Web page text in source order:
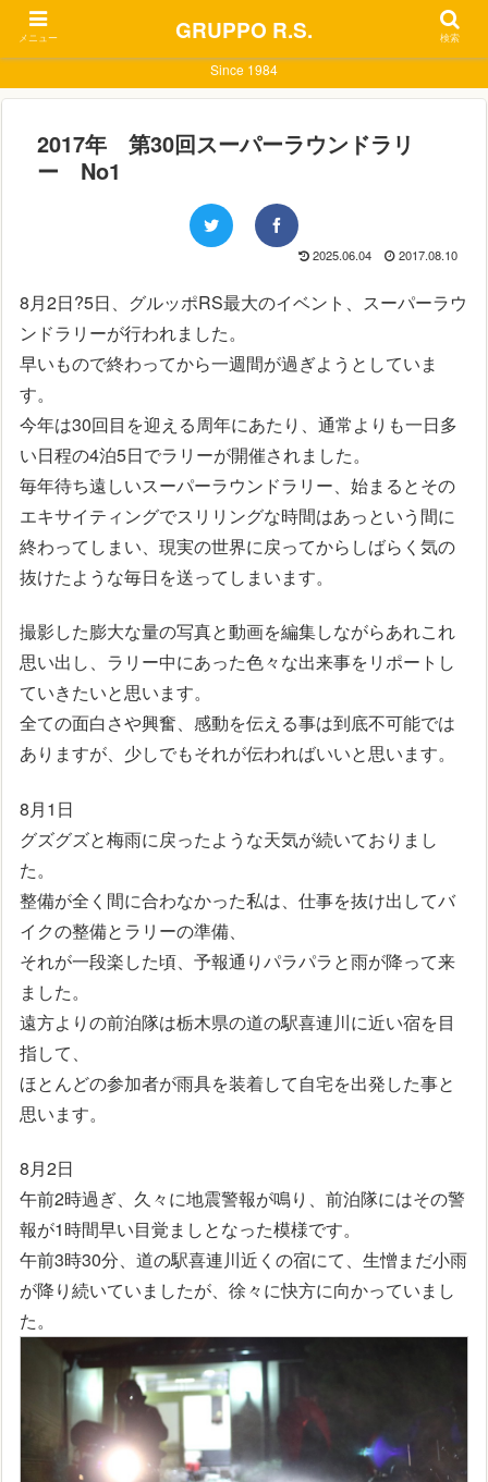
Since 1984
2017年 第30回スーパーラウンドラリ
ー No1
2025.06.04 2017.08.10
8月2日?5日、グルッポRS最大のイベント、スーパーラウ
ンドラリーが行われました。
早いもので終わってから一週間が過ぎようとしていま
す。
今年は30回目を迎える周年にあたり、通常よりも一日多
い日程の4泊5日でラリーが開催されました。
毎年待ち遠しいスーパーラウンドラリー、始まるとその
エキサイティングでスリリングな時間はあっという間に
終わってしまい、現実の世界に戻ってからしばらく気の
抜けたような毎日を送ってしまいます。
撮影した膨大な量の写真と動画を編集しながらあれこれ
思い出し、ラリー中にあった色々な出来事をリポートし
ていきたいと思います。
全ての面白さや興奮、感動を伝える事は到底不可能では
ありますが、少しでもそれが伝わればいいと思います。
8月1日
グズグズと梅雨に戻ったような天気が続いておりまし
た。
整備が全く間に合わなかった私は、仕事を抜け出してバ
イクの整備とラリーの準備、
それが一段楽した頃、予報通りパラパラと雨が降って来
ました。
遠方よりの前泊隊は栃木県の道の駅喜連川に近い宿を目
指して、
ほとんどの参加者が雨具を装着して自宅を出発した事と
思います。
8月2日
午前2時過ぎ、久々に地震警報が鳴り、前泊隊にはその警
報が1時間早い目覚ましとなった模様です。
午前3時30分、道の駅喜連川近くの宿にて、生憎まだ小雨
が降り続いていましたが、徐々に快方に向かっていまし
た。
メニュー GRUPPO R.S. 検索